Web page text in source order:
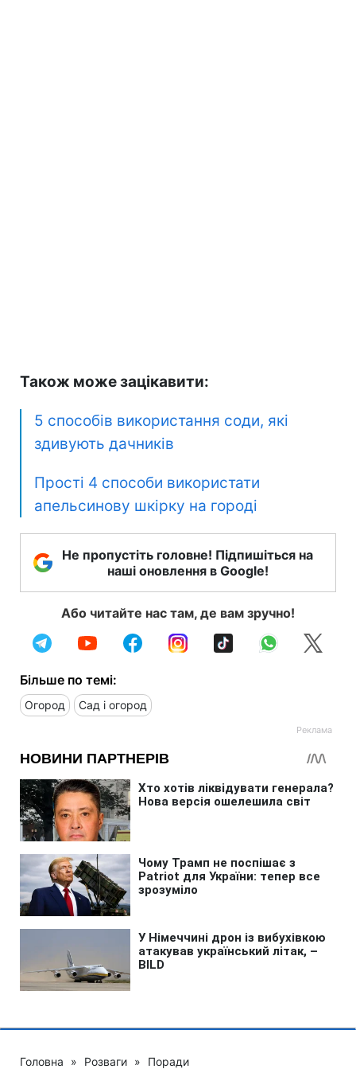
Також може зацікавити:
5 способів використання соди, які
здивують дачників
Прості 4 способи використати
апельсинову шкірку на городі
Не пропустіть головне! Підпишіться на
наші оновлення в Google!
Або читайте нас там, де вам зручно!
Більше по темі:
Огород Сад і огород
Головна » Розваги » Поради